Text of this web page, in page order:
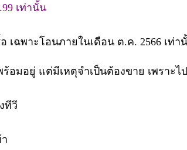
เท่านั้น
เฉพาะโอนภายในเดือน ต.ค. 2566 เท่า
อมอยู่ แต่มีเหตุจำเป็นต้องขาย เพราะ
ทีวี